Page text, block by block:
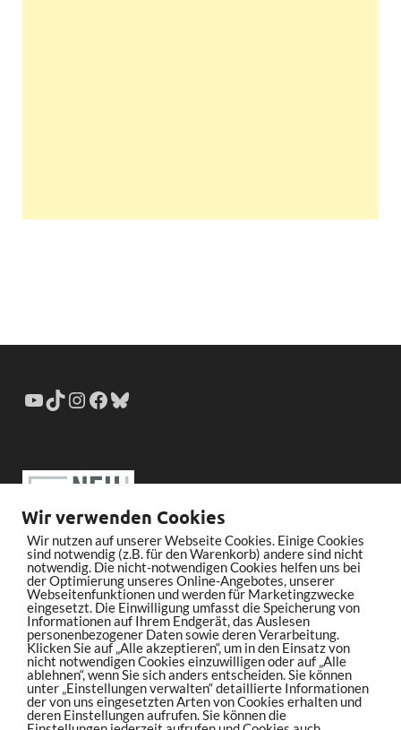
Wir verwenden Cookies
Wir nutzen auf unserer Webseite Cookies. Einige Cookies
sind notwendig (z.B. für den Warenkorb) andere sind nicht
notwendig. Die nicht-notwendigen Cookies helfen uns bei
der Optimierung unseres Online-Angebotes, unserer
Webseitenfunktionen und werden für Marketingzwecke
eingesetzt. Die Einwilligung umfasst die Speicherung von
Informationen auf Ihrem Endgerät, das Auslesen
personenbezogener Daten sowie deren Verarbeitung.
Klicken Sie auf „Alle akzeptieren“, um in den Einsatz von
nicht notwendigen Cookies einzuwilligen oder auf „Alle
ablehnen“, wenn Sie sich anders entscheiden. Sie können
unter „Einstellungen verwalten“ detaillierte Informationen
der von uns eingesetzten Arten von Cookies erhalten und
deren Einstellungen aufrufen. Sie können die